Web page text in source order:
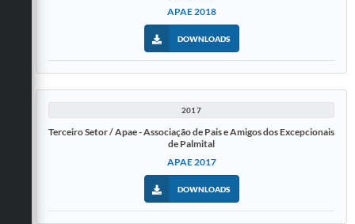
APAE 2018
DOWNLOADS
2017
Terceiro Setor / Apae - Associação de Pais e Amigos dos Excepcionais
de Palmital
APAE 2017
DOWNLOADS